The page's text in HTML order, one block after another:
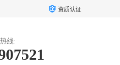
资质认证
线: